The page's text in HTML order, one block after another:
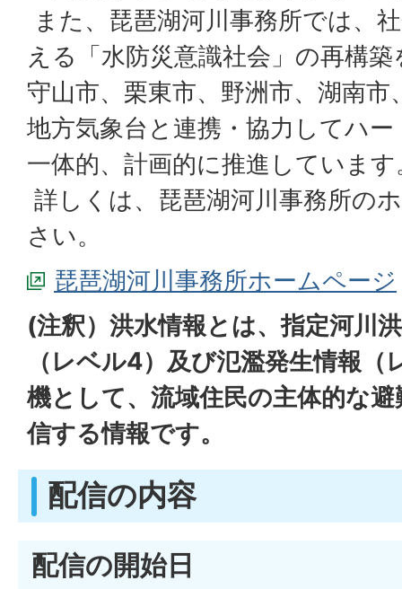
また、琵琶湖河川事務所では、
える「水防災意識社会」の再構
守山市、栗東市、野洲市、湖南市
地方気象台と連携・協力してハ
一体的、計画的に推進しています
詳しくは、琵琶湖河川事務所の
さい。
琵琶湖河川事務所ホームページ
(注釈）洪水情報とは、指定河川
（レベル4）及び氾濫発生情報
機として、流域住民の主体的な
信する情報です。
配信の内容
配信の開始日